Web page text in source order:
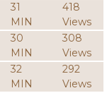
31
MIN
418
Views
30
MIN
308
Views
32
MIN
292
Views